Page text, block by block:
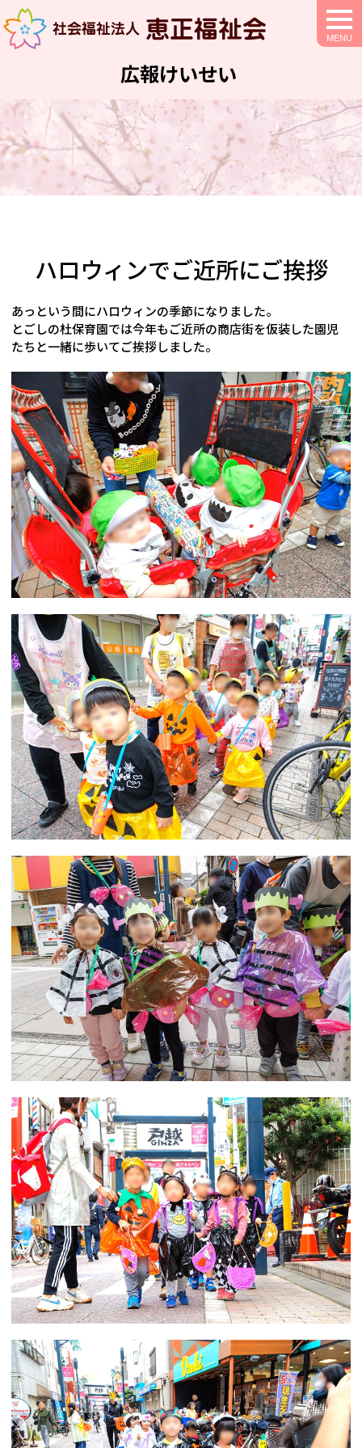
広報けいせい
ハロウィンでご近所にご挨拶
あっという間にハロウィンの季節になりました。
とごしの杜保育園では今年もご近所の商店街を仮装した園児
たちと一緒に歩いてご挨拶しました。